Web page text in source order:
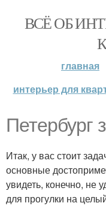
ВСЁ ОБ
главная
интерьер для
Петербург
Итак, у вас стоит
основные
увидеть, конечно, не
для прогулки на